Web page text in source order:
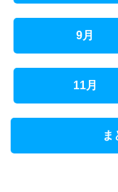
9月
11月
ま